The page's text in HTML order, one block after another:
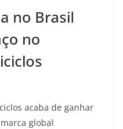
no Brasil
no
acaba de ganhar
global